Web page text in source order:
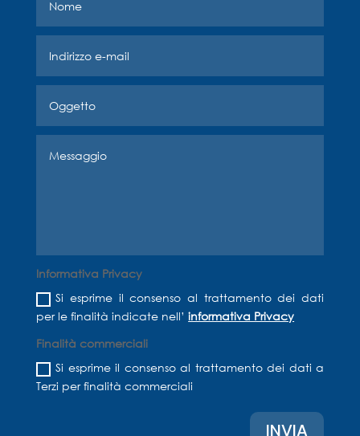
Informativa Privacy
Si esprime il consenso al trattamento dei dati
per le finalità indicate nell’informativa Privacy
Finalità commerciali
Si esprime il consenso al trattamento dei dati a
Terzi per finalità commerciali
INVIA